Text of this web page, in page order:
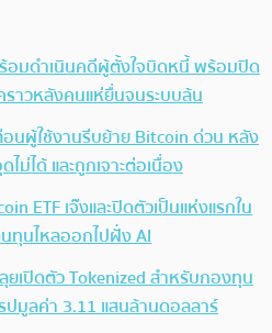
อมดำเนินคดีผู้ตั้งใจบิดหนี้ พร้อมปิด
าวหลังคนแห่ยื่นจนระบบล้น
อนผู้ใช้งานรีบย้าย Bitcoin ด่วน หลัง
ไม่ได้ และถูกเจาะต่อเนื่อง
ETF เจ๊งและปิดตัวเป็นแห่งแรกใน
ทุนไหลออกไปฝั่ง AI
ยเปิดตัว Tokenized สำหรับกองทุน
ปมูลค่า 3.11 แสนล้านดอลลาร์